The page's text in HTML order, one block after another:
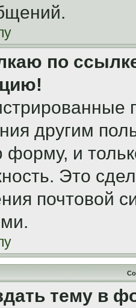
по
другим
и
Это
почтовой
тему в